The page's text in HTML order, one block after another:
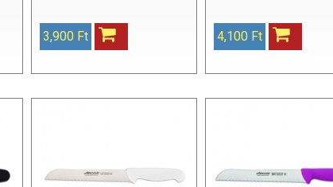
3,900 Ft 4,100 Ft